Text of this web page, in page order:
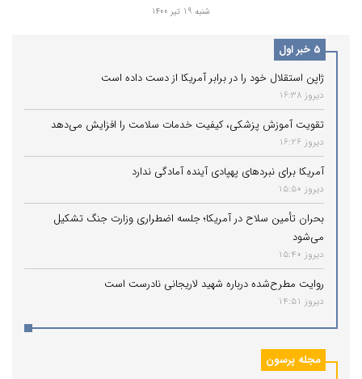
کل بازی با تو می‌جنگم.
شنبه 19 تیر 1400
5 خبر اول
ژاپن استقلال خود را در برابر آمریکا از دست داده است
دیروز 16:38
تقویت آموزش پزشکی، کیفیت خدمات سلامت را افزایش می‌دهد
دیروز 16:26
آمریکا برای نبردهای پهپادی آینده آمادگی ندارد
دیروز 15:50
بحران تأمین سلاح در آمریکا؛ جلسه اضطراری وزارت جنگ تشکیل
می‌شود
دیروز 15:40
روایت مطرح‌شده درباره شهید لاریجانی نادرست است
دیروز 14:51
مجله پرسون